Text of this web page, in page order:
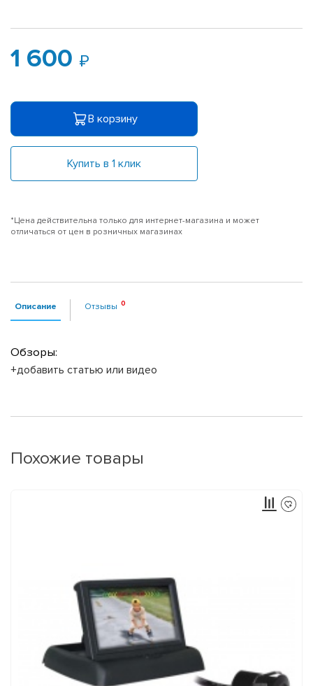
1 600
В корзину
Купить в 1 клик
*Цена действительна только для интернет-магазина и может
отличаться от цен в розничных магазинах
Описание Отзывы
Обзоры:
+добавить статью или видео
Похожие товары